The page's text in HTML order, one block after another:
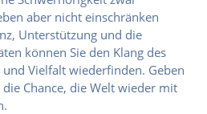
aber nicht einschränken
Unterstützung und die
können Sie den Klang des
Vielfalt wiederfinden. Geben
Chance, die Welt wieder mit